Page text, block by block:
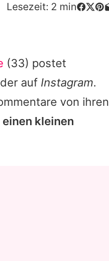
Lesezeit: 2 min
(33) postet
auf Instagram.
von ihren
kleinen